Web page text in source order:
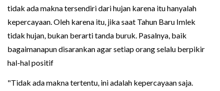
tidak ada makna tersendiri dari hujan karena itu hanyalah
kepercayaan. Oleh karena itu, jika saat Tahun Baru Imlek
tidak hujan, bukan berarti tanda buruk. Pasalnya, baik
bagaimanapun disarankan agar setiap orang selalu berpikir
hal-hal positif
"Tidak ada makna tertentu, ini adalah kepercayaan saja.